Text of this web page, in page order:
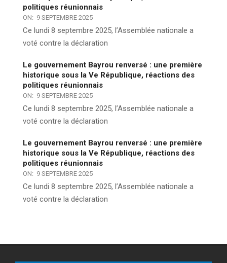
politiques réunionnais
ON: 9 SEPTEMBRE 2025
Ce lundi 8 septembre 2025, l’Assemblée nationale a
voté contre la déclaration
Le gouvernement Bayrou renversé : une première
historique sous la Ve République, réactions des
politiques réunionnais
ON: 9 SEPTEMBRE 2025
Ce lundi 8 septembre 2025, l’Assemblée nationale a
voté contre la déclaration
Le gouvernement Bayrou renversé : une première
historique sous la Ve République, réactions des
politiques réunionnais
ON: 9 SEPTEMBRE 2025
Ce lundi 8 septembre 2025, l’Assemblée nationale a
voté contre la déclaration